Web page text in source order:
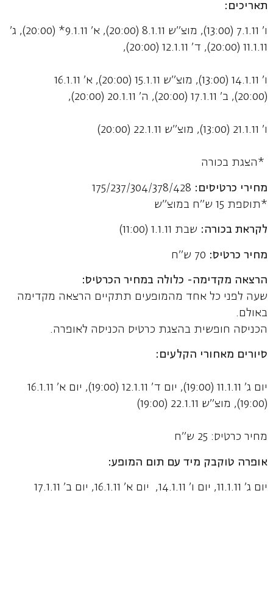
תאריכים:
ו' 7.1.11 (13:00), מוצ"ש 8.1.11 (20:00), א' 9.1.11* (20:00), ג'
11.1.11 (20:00), ד' 12.1.11 (20:00),
ו' 14.1.11 (13:00), מוצ"ש 15.1.11 (20:00), א' 16.1.11
(20:00), ב' 17.1.11 (20:00), ה' 20.1.11 (20:00),
ו' 21.1.11 (13:00), מוצ"ש 22.1.11 (20:00)
*הצגת בכורה
מחירי כרטיסים:
*תוספת 15 ש"ח במוצ"ש
לקראת בכורה: שבת 1.1.11 (11:00)
מחיר כרטיס: 70 ש"ח
הרצאה מקדימה- כלולה במחיר הכרטיס:
שעה לפני כל אחד מהמופעים תתקיים הרצאה מקדימה
באולם.
הכניסה חופשית בהצגת כרטיס הכניסה לאופרה.
סיורים מאחורי הקלעים:
יום ג' 11.1.11 (19:00), יום ד' 12.1.11 (19:00), יום א' 16.1.11
(19:00), מוצ"ש 22.1.11 (19:00)
מחיר כרטיס: 25 ש"ח
אופרה טוקבק מיד עם תום המופע:
יום ג' 11.1.11, יום ו' 14.1.11, יום א' 16.1.11, יום ב' 17.1.11